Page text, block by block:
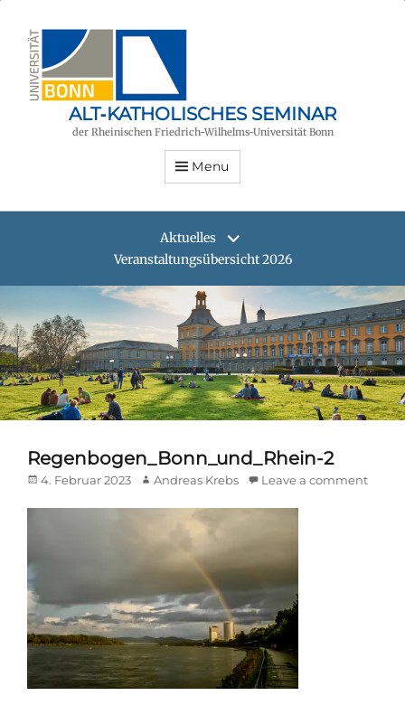
ALT‑KATHOLISCHES SEMINAR
der Rheinischen Friedrich-Wilhelms-Universität Bonn
Menu
Aktuelles
Veranstaltungsübersicht 2026
Regenbogen_Bonn_und_Rhein-2
Posted
4. Februar 2023 Author
Andreas Krebs Leave a comment